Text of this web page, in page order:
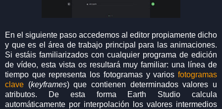
En el siguiente paso accedemos al editor propiamente dicho
y que es el área de trabajo principal para las animaciones.
Si estáis familiarizados con cualquier programa de edición
de vídeo, esta vista os resultará muy familiar: una línea de
tiempo que representa los fotogramas y varios fotogramas
clave (keyframes) que contienen determinados valores u
atributos. De esta forma Earth Studio calcula
automáticamente por interpolación los valores intermedios